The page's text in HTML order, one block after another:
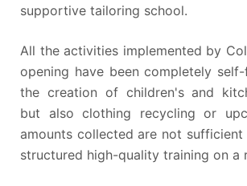
supportive tailoring school.
All the activities implemented by
opening have been completely
the creation of children's and
but also clothing recycling or
amounts collected are not
structured high-quality training on a